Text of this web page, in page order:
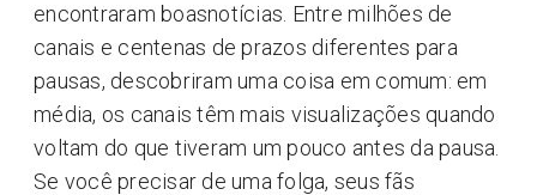
encontraram boasnotícias. Entre milhões de
canais e centenas de prazos diferentes para
pausas, descobriram uma coisa em comum: em
média, os canais têm mais visualizações quando
voltam do que tiveram um pouco antes da pausa.
Se você precisar de uma folga, seus fãs